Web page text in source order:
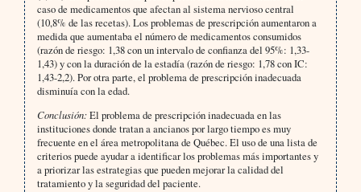
caso de medicamentos que afectan al sistema nervioso central
(10,8% de las recetas). Los problemas de prescripción aumentaron a
medida que aumentaba el número de medicamentos consumidos
(razón de riesgo: 1,38 con un intervalo de confianza del 95%: 1,33-
1,43) y con la duración de la estadía (razón de riesgo: 1,78 con IC:
1,43-2,2). Por otra parte, el problema de prescripción inadecuada
disminuía con la edad.
Conclusión:El problema de prescripción inadecuada en las
instituciones donde tratan a ancianos por largo tiempo es muy
frecuente en el área metropolitana de Québec. El uso de una lista de
criterios puede ayudar a identificar los problemas más importantes y
a priorizar las estrategias que pueden mejorar la calidad del
tratamiento y la seguridad del paciente.